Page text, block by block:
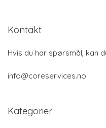
Kontakt
Hvis du har spørsmål, kan
info@coreservices.no
Kategorier